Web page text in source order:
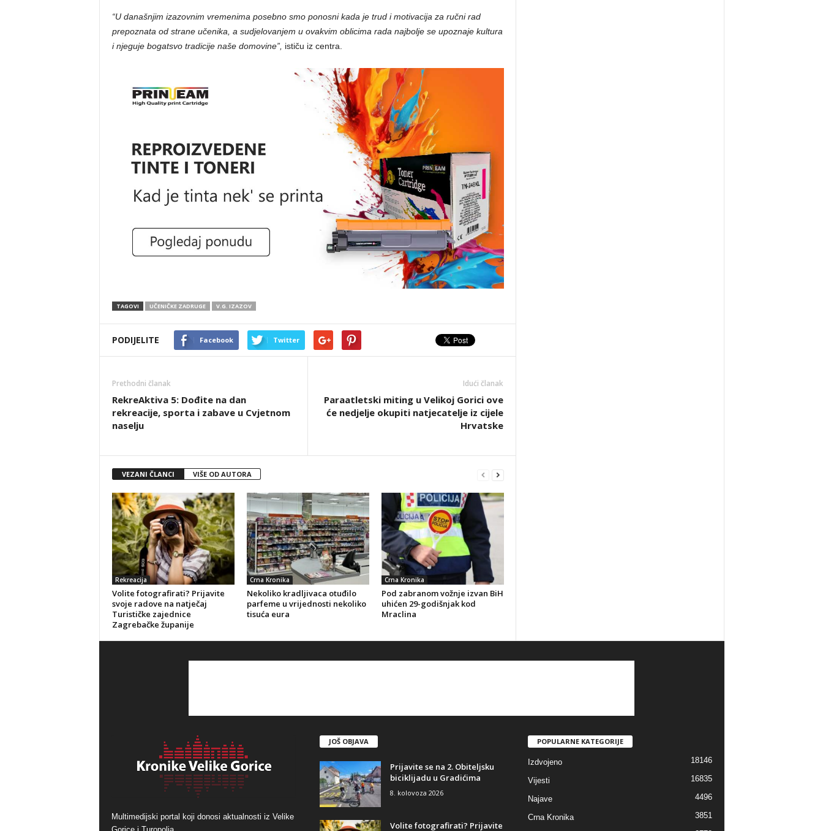
“U današnjim izazovnim vremenima posebno smo ponosni kada je trud i motivacija za ručni rad
prepoznata od strane učenika, a sudjelovanjem u ovakvim oblicima rada najbolje se upoznaje kultura
i njeguje bogatsvo tradicije naše domovine”, ističu iz centra.
TAGOVI UČENIČKE ZADRUGE V.G. IZAZOV
PODIJELITE Facebook Twitter
Prethodni članak
RekreAktiva 5: Dođite na dan
rekreacije, sporta i zabave u Cvjetnom
naselju
Idući članak
Paraatletski miting u Velikoj Gorici ove
će nedjelje okupiti natjecatelje iz cijele
Hrvatske
VEZANI ČLANCI VIŠE OD AUTORA
Rekreacija
Volite fotografirati? Prijavite
svoje radove na natječaj
Turističke zajednice
Zagrebačke županije
Crna Kronika
Nekoliko kradljivaca otuđilo
parfeme u vrijednosti nekoliko
tisuća eura
Crna Kronika
Pod zabranom vožnje izvan BiH
uhićen 29-godišnjak kod
Mraclina
Multimedijski portal koji donosi aktualnosti iz Velike
JOŠ OBJAVA
Prijavite se na 2. Obiteljsku
biciklijadu u Gradićima
8. kolovoza 2026
Volite fotografirati? Prijavite
POPULARNE KATEGORIJE
Izdvojeno 18146
Vijesti 16835
Najave 4496
Crna Kronika
3851